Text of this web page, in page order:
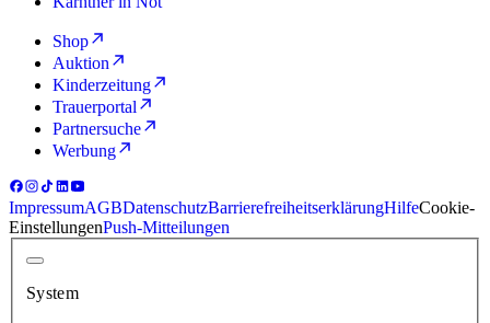
Shop
Auktion
Kinderzeitung
Trauerportal
Partnersuche
Werbung
ImpressumAGBDatenschutzBarrierefreiheitserklärungHilfeCookie-
EinstellungenPush-Mitteilungen
System